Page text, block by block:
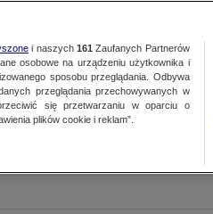
i naszych 161 Zaufanych Partnerów
osobowe na urządzeniu użytkownika i
sposobu przeglądania. Odbywa
przeglądania przechowywanych w
się przetwarzaniu w oparciu o
plików cookie i reklam”.